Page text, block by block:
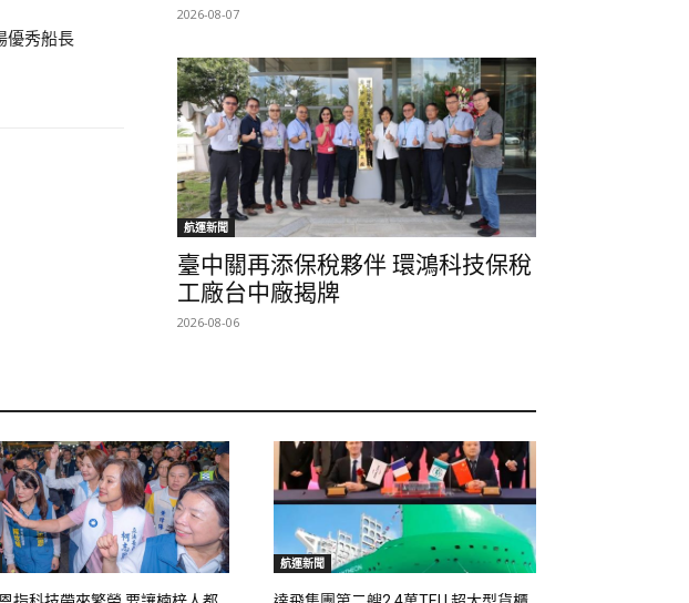
優秀船長
2026-08-07
航運新聞
臺中關再添保稅夥伴 環鴻科技保稅
工廠台中廠揭牌
2026-08-06
航運新聞